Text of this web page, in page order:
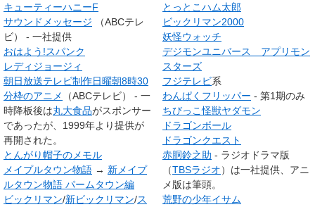
キューティーハニーF
サウンドメッセージ （ABCテレ
ビ） - 一社提供
おはよう!スパンク
レディジョージィ
朝日放送テレビ制作日曜朝8時30
分枠のアニメ
（ABCテレビ） - 一
時降板後は丸大食品がスポンサー
であったが、1999年より提供が
再開された。
とんがり帽子のメモル
メイプルタウン物語 → 新メイプ
ルタウン物語 パームタウン編
ビックリマン/新ビックリマン/ス
とっとこハム太郎
ビックリマン2000
妖怪ウォッチ
デジモンユニバース アプリモン
スターズ
フジテレビ系
わんぱくフリッパー - 第1期のみ
ちびっこ怪獣ヤダモン
ドラゴンボール
ドラゴンクエスト
赤胴鈴之助 - ラジオドラマ版
（TBSラジオ）は一社提供、アニ
メ版は筆頭。
荒野の少年イサム